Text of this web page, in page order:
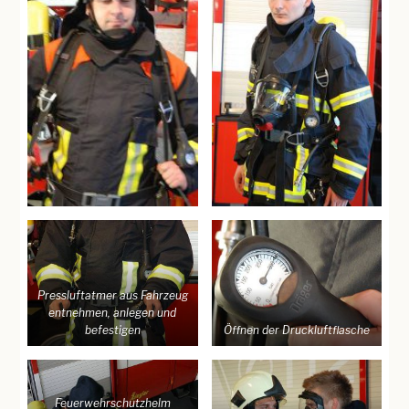
Pressluftatmer aus Fahrzeug
entnehmen, anlegen und
befestigen
Öffnen der Druckluftflasche
Feuerwehrschutzhelm